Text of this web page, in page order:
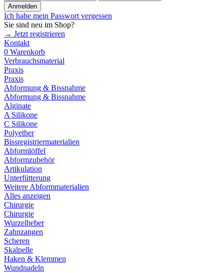
Anmelden
Ich habe mein Passwort vergessen
Sie sind neu im Shop?
→ Jetzt registrieren
Kontakt
0 Warenkorb
Verbrauchsmaterial
Praxis
Praxis
Abformung & Bissnahme
Abformung & Bissnahme
Alginate
A Silikone
C Silikone
Polyether
Bissregistriermaterialien
Abformlöffel
Abformzubehör
Artikulation
Unterfütterung
Weitere Abformmaterialien
Alles anzeigen
Chirurgie
Chirurgie
Wurzelheber
Zahnzangen
Scheren
Skalpelle
Haken & Klemmen
Wundnadeln